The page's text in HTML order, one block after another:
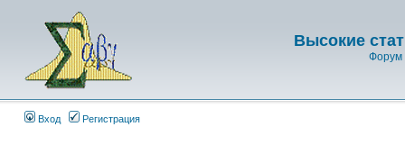
Высокие
Форум
Вход Регистрация